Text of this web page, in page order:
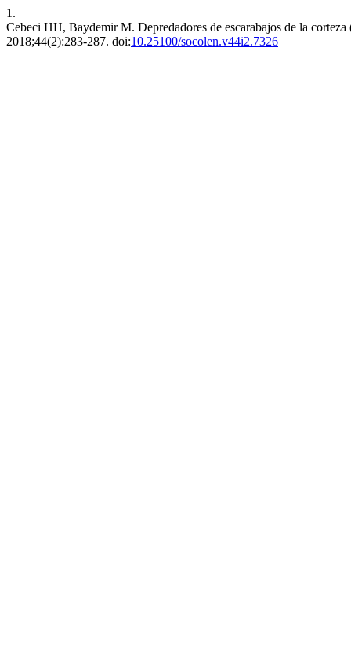
1.
Cebeci HH, Baydemir M. Depredadores de escarabajos de la
2018;44(2):283-287. doi:10.25100/socolen.v44i2.7326